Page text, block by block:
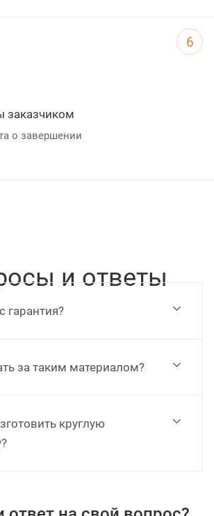
6
заказчиком
о завершении
и ответы
гарантия?
за таким материалом?
круглую